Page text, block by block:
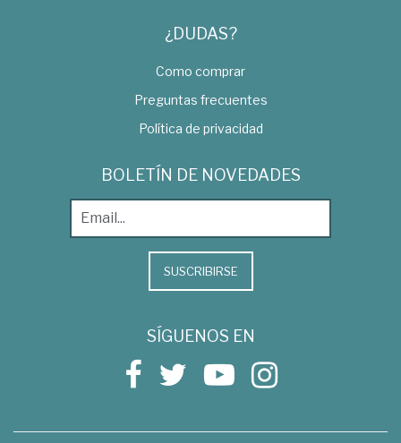
¿DUDAS?
Como comprar
Preguntas frecuentes
Política de privacidad
BOLETÍN DE NOVEDADES
SUSCRIBIRSE
SÍGUENOS EN